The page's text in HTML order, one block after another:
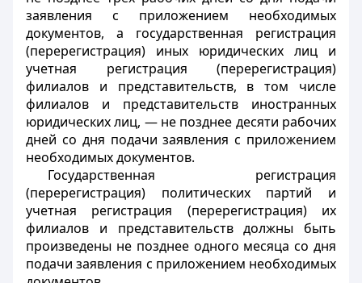
заявления с приложением необходимых
документов, а государственная регистрация
(перерегистрация) иных юридических лиц и
учетная регистрация (перерегистрация)
филиалов и представительств, в том числе
филиалов и представительств иностранных
юридических лиц, — не позднее десяти рабочих
дней со дня подачи заявления с приложением
необходимых документов.
Государственная регистрация
(перерегистрация) политических партий и
учетная регистрация (перерегистрация) их
филиалов и представительств должны быть
произведены не позднее одного месяца со дня
подачи заявления с приложением необходимых